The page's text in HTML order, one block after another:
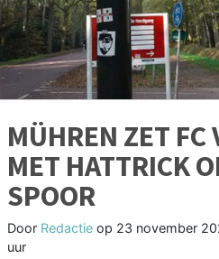
MÜHREN ZET FC
MET HATTRICK
SPOOR
Door Redactie op 23 november
uur